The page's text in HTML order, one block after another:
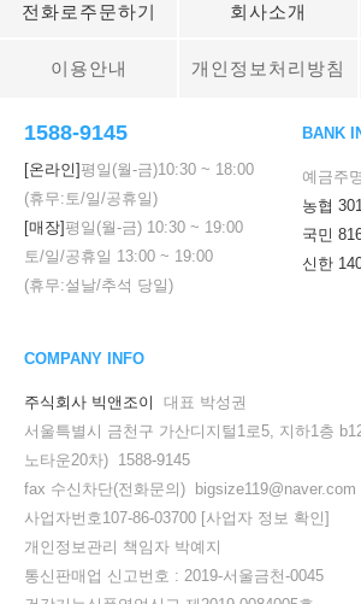
전화로주문하기 회사소개
이용안내 개인정보처리방침
1588-9145
[온라인] 평일(월-금)10:30 ~ 18:00
(휴무:토/일/공휴일)
[매장] 평일(월-금) 10:30 ~ 19:00
토/일/공휴일 13:00 ~ 19:00
(휴무:설날/추석 당일)
BANK
예금주
농협
국민
신한
COMPANY INFO
주식회사 빅앤조이
대표 박성권
서울특별시 금천구 가산디지털1로5, 지하1층
노타운20차) 1588-9145
fax 수신차단(전화문의) bigsize119@naver.com
사업자번호107-86-03700 [사업자 정보 확인]
개인정보관리 책임자 박예지
통신판매업 신고번호 : 2019-서울금천-0045